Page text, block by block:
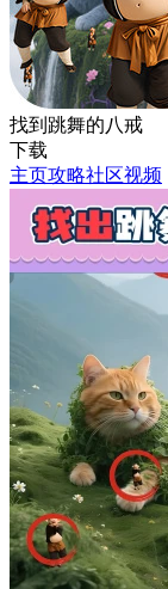
找到跳舞的八戒
下载
主页攻略社区视频